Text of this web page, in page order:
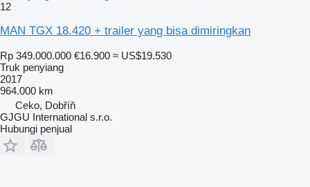
12
MAN TGX 18.420 + trailer yang bisa dimiringkan
Rp 349.000.000 €16.900 ≈ US$19.530
Truk penyiang
2017
964.000 km
Ceko, Dobříň
GJGU International s.r.o.
Hubungi penjual